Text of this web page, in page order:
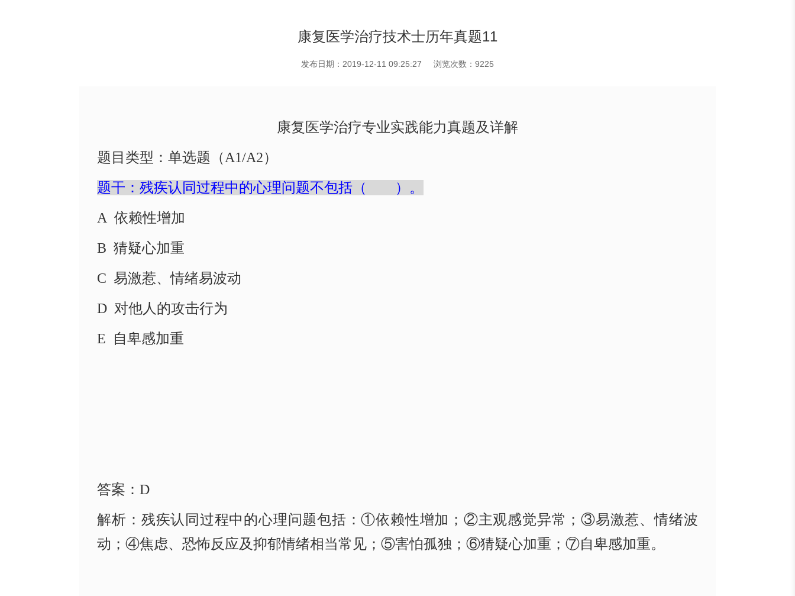
康复医学治疗技术士历年真题11
发布日期：2019-12-11 09:25:27 浏览次数：9225
康复医学治疗专业实践能力真题及详解
题目类型 ：单选题 （A1/A2）
题干：残疾认同过程中的心理问题不包括（ ）。
A 依赖性增加
B 猜疑心加重
C 易激惹、情绪易波动
D 对他人的攻击行为
E 自卑感加重
答案：D
解析：残疾认同过程中的心理问题包括：①依赖性增加；②主观感觉异常；③易激惹、情绪波
动；④焦虑、恐怖反应及抑郁情绪相当常见；⑤害怕孤独；⑥猜疑心加重；⑦自卑感加重。